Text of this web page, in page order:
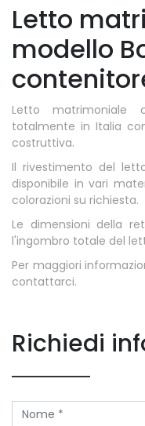
Letto
modello
Letto matrimoniale
totalmente in Italia
costruttiva.
Il rivestimento del
disponibile in vari
colorazioni su richiesta.
Le dimensioni della
l'ingombro totale del
Per maggiori
contattarci.
Richiedi